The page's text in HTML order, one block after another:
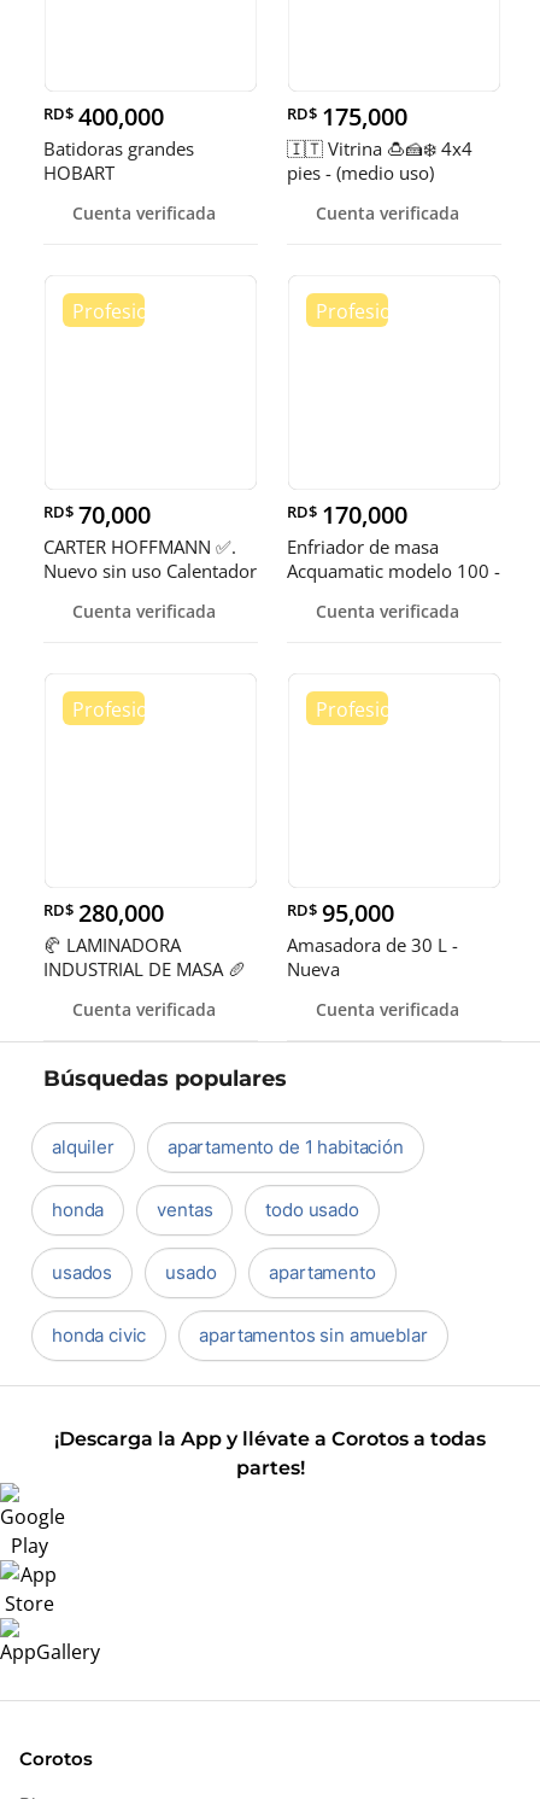
RD$ 400,000
Batidoras grandes
HOBART
Cuenta verificada
RD$ 175,000
🇮🇹 Vitrina 🍮🍰❄️ 4x4
pies - (medio uso)
Cuenta verificada
RD$ 70,000
CARTER HOFFMANN ✅.
Nuevo sin uso Calentador
Cuenta verificada
RD$ 170,000
Enfriador de masa
Acquamatic modelo 100 -
Cuenta verificada
RD$ 280,000
🥐 LAMINADORA
INDUSTRIAL DE MASA 🥖
Cuenta verificada
RD$ 95,000
Amasadora de 30 L -
Nueva
Cuenta verificada
Búsquedas populares
alquiler apartamento de 1 habitación
honda ventas todo usado
usados usado apartamento
honda civic apartamentos sin amueblar
¡Descarga la App y llévate a Corotos a todas
partes!
Corotos